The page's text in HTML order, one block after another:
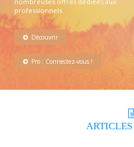
professionnels.
Découvrir
Pro : Connectez-vous !
ARTICLES